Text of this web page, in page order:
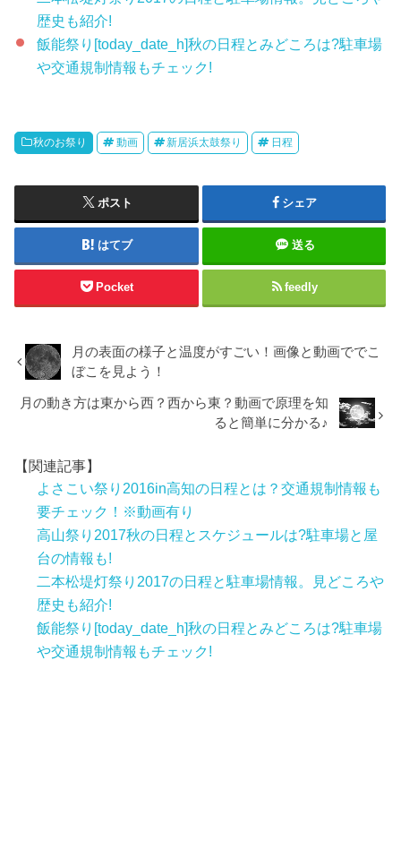
歴史も紹介!
飯能祭り[today_date_h]秋の日程とみどころは?駐車場
や交通規制情報もチェック!
秋のお祭り 動画 新居浜太鼓祭り 日程
ポスト シェア
はてブ 送る
Pocket feedly
月の表面の様子と温度がすごい！画像と動画ででこ
ぼこを見よう！
月の動き方は東から西？西から東？動画で原理を知
ると簡単に分かる♪
【関連記事】
よさこい祭り2016in高知の日程とは？交通規制情報も
要チェック！※動画有り
高山祭り2017秋の日程とスケジュールは?駐車場と屋
台の情報も!
二本松堤灯祭り2017の日程と駐車場情報。見どころや
歴史も紹介!
飯能祭り[today_date_h]秋の日程とみどころは?駐車場
や交通規制情報もチェック!